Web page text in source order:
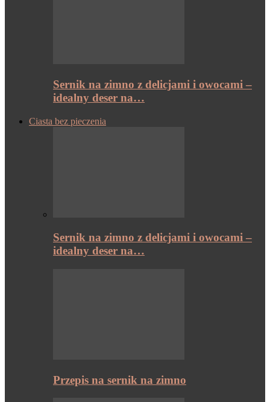
Sernik na zimno z delicjami i owocami –
idealny deser na…
Ciasta bez pieczenia
Sernik na zimno z delicjami i owocami –
idealny deser na…
Przepis na sernik na zimno